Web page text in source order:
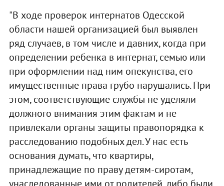
"В ходе проверок интернатов Одесской
области нашей организацией был выявлен
ряд случаев, в том числе и давних, когда при
определении ребенка в интернат, семью или
при оформлении над ним опекунства, его
имущественные права грубо нарушались. При
этом, соответствующие службы не уделяли
должного внимания этим фактам и не
привлекали органы защиты правопорядка к
расследованию подобных дел. У нас есть
основания думать, что квартиры,
принадлежащие по праву детям-сиротам,